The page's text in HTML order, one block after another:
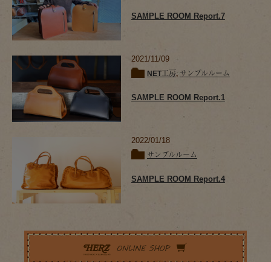
SAMPLE ROOM Report.7
2021/11/09
NET工房, サンプルルーム
SAMPLE ROOM Report.1
2022/01/18
サンプルルーム
SAMPLE ROOM Report.4